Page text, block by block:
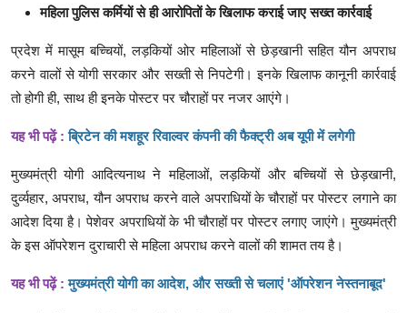
महिला पुलिस कर्मियों से ही आरोपितों के खिलाफ कराई जाए सख्त कार्रवाई
प्रदेश में मासूम बच्चियों, लड़कियों ओर महिलाओं से छेड़खानी सहित यौन अपराध
करने वालों से योगी सरकार और सख्ती से निपटेगी। इनके खिलाफ कानूनी कार्रवाई
तो होगी ही, साथ ही इनके पोस्टर पर चौराहों पर नजर आएंगे।
यह भी पढ़ें : ब्रिटेन की मशहूर रिवाल्वर कंपनी की फैक्ट्री अब यूपी में लगेगी
मुख्यमंत्री योगी आदित्यनाथ ने महिलाओं, लड़कियों और बच्चियों से छेड़खानी,
दुर्व्यहार, अपराध, यौन अपराध करने वाले अपराधियों के चौराहों पर पोस्टर लगाने का
आदेश दिया है। पेशेवर अपराधियों के भी चौराहों पर पोस्टर लगाए जाएंगे। मुख्यमंत्री
के इस ऑपरेशन दुराचारी से महिला अपराध करने वालों की शामत तय है।
यह भी पढ़ें :मुख्यमंत्री योगी का आदेश, और सख्ती से चलाएं 'ऑपरेशन नेस्तनाबूद'